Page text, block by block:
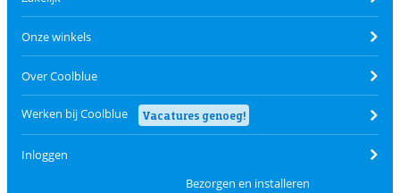
Onze winkels
Over Coolblue
Werken bij Coolblue Vacatures genoeg!
Inloggen
Bezorgen en installeren